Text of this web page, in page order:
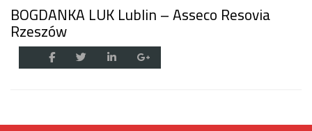
BOGDANKA LUK Lublin – Asseco Resovia
Rzeszów